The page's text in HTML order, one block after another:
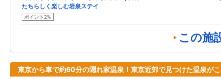
たちらしく楽しむ岩泉ステイ
ポイント2%
この施
東京から車で約60分の隠れ家温泉！東京近郊で見つけた温泉が